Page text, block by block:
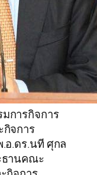
การกิจการ
กิจการ
.ดร.นที ศุกล
ธานคณะ